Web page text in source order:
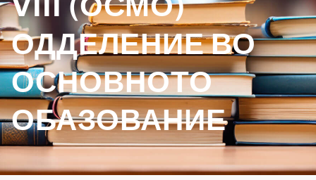
VIII (ОСМО)
ОДДЕЛЕНИЕ ВО
ОСНОВНОТО
ОБАЗОВАНИЕ